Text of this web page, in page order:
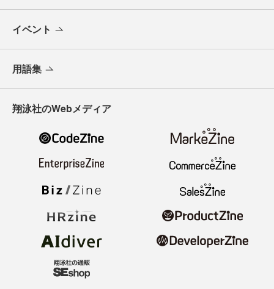
イベント
用語集
翔泳社のWebメディア